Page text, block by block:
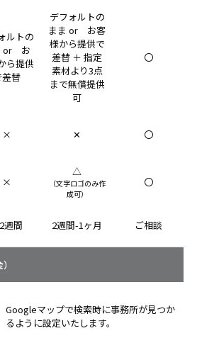
ルトの
or お
ら提供
差替
デフォルトの
まま or お客
様から提供で
差替 ＋ 指定
素材より3点
まで無償提供
可
〇
× ✕ 〇
×
△
（文字ロゴのみ作
成可）
〇
週間 2週間-1ヶ月 ご相談
Googleマップで検索時に事務所が見つか
るように設定いたします。